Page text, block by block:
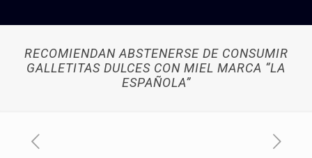
RECOMIENDAN ABSTENERSE DE CONSUMIR
GALLETITAS DULCES CON MIEL MARCA “LA
ESPAÑOLA”